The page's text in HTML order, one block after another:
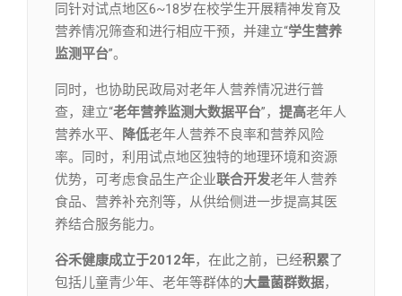
同针对试点地区6~18岁在校学生开展精神发育及
营养情况筛查和进行相应干预，并建立“学生营养
监测平台”。
同时，也协助民政局对老年人营养情况进行普
查，建立“老年营养监测大数据平台”， 提高老年人
营养水平、
降低老年人营养不良率和营养风险
率。同时，利用试点地区独特的地理环境和资源
优势，可考虑食品生产企业联合开发老年人营养
食品、营养补充剂等，从供给侧进一步提高其医
养结合服务能力。
谷禾健康成立于2012年，在此之前，已经积累了
包括儿童青少年、老年等群体的大量菌群数据，